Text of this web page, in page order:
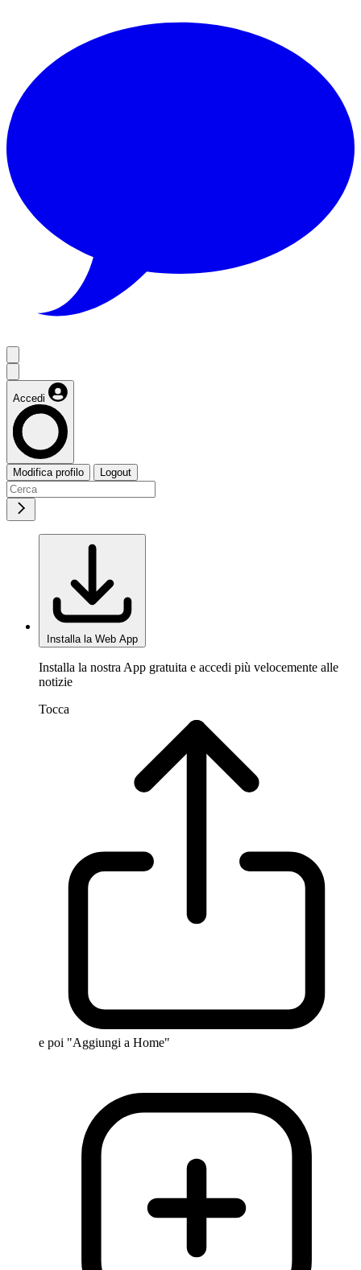
Accedi
Modifica profilo Logout
Installa la Web App
Installa la nostra App gratuita e accedi più velocemente alle
notizie
Tocca
e poi "Aggiungi a Home"